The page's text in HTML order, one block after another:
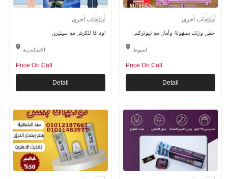
منتجات آخرى
وداعًا للكرش مع سيليري!
الاسكندرية
Price On Call
Detail
منتجات آخرى
خفّي وزنك بسهولة وأمان مع نيوتركس
اسيوط
Price On Call
Detail